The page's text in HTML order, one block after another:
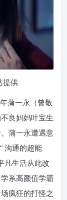
提供
蒲一永（曾敬
良妈妈叶宝生
蒲一永遭遇意
沟通的超能
凡生活从此改
系高颜值学霸
疯狂的打怪之